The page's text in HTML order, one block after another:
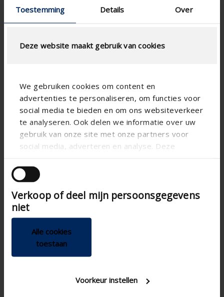
Toestemming Details Over
Deze website maakt gebruik van cookies
We gebruiken cookies om content en
advertenties te personaliseren, om functies voor
social media te bieden en om ons websiteverkeer
te analyseren. Ook delen we informatie over uw
gebruik van onze site met onze partners voor
social media, adverteren en analyse. Deze
andere informatie die u aan ze heeft verstrekt of
die ze hebben verzameld op basis van uw gebruik
van hun services.
Verkoop of deel mijn persoonsgegevens
niet
Alle cookies
toestaan
Voorkeur instellen
Technical specifications
Alignment
Substance
Blade shape
Concept type
SS blade type Variant
Icl200v1